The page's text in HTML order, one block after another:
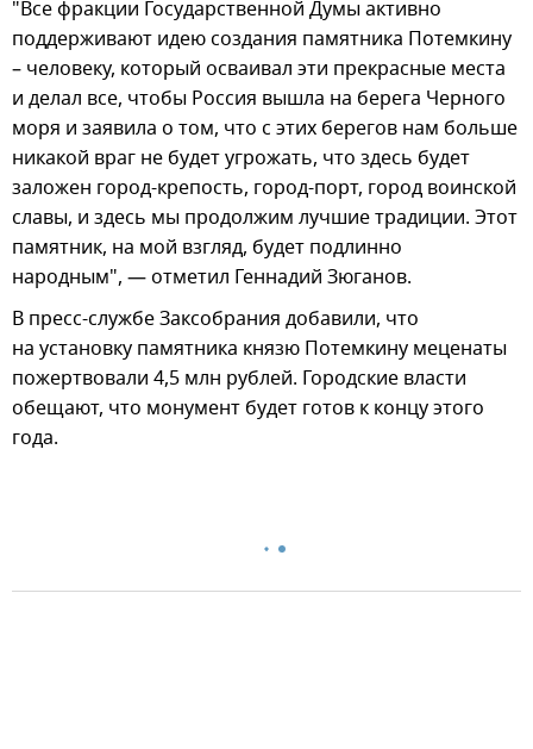
"Все фракции Государственной Думы активно
поддерживают идею создания памятника Потемкину
– человеку, который осваивал эти прекрасные места
и делал все, чтобы Россия вышла на берега Черного
моря и заявила о том, что с этих берегов нам больше
никакой враг не будет угрожать, что здесь будет
заложен город-крепость, город-порт, город воинской
славы, и здесь мы продолжим лучшие традиции. Этот
памятник, на мой взгляд, будет подлинно
народным", — отметил Геннадий Зюганов.
В пресс-службе Заксобрания добавили, что
на установку памятника князю Потемкину меценаты
пожертвовали 4,5 млн рублей. Городские власти
обещают, что монумент будет готов к концу этого
года.